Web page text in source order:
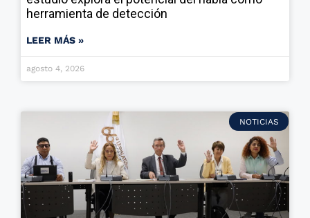
herramienta de detección
LEER MÁS »
agosto 4, 2026
NOTICIAS